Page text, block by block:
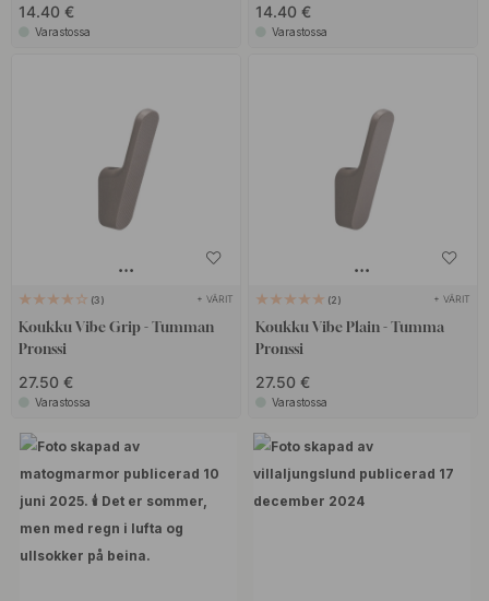
14.40 €
Varastossa
14.40 €
Varastossa
3 + VÄRIT
Koukku Vibe Grip - Tumman
Pronssi
27.50 €
Varastossa
2 + VÄRIT
Koukku Vibe Plain - Tumma
Pronssi
27.50 €
Varastossa